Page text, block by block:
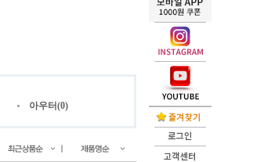
아우터(0)